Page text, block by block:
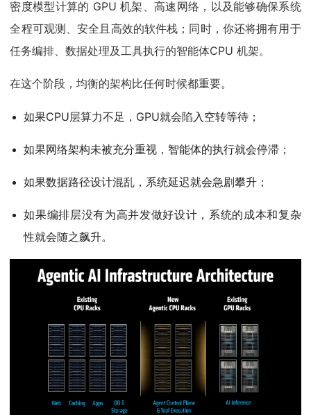
密度模型计算的 GPU 机架、高速网络，以及能够确保系统
全程可观测、安全且高效的软件栈；同时，你还将拥有用于
任务编排、数据处理及工具执行的智能体CPU 机架。
在这个阶段，均衡的架构比任何时候都重要。
如果CPU层算力不足，GPU就会陷入空转等待；
如果网络架构未被充分重视，智能体的执行就会停滞；
如果数据路径设计混乱，系统延迟就会急剧攀升；
如果编排层没有为高并发做好设计，系统的成本和复杂
性就会随之飙升。